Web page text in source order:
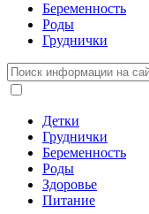
Беременность
Роды
Груднички
Детки
Груднички
Беременность
Роды
Здоровье
Питание